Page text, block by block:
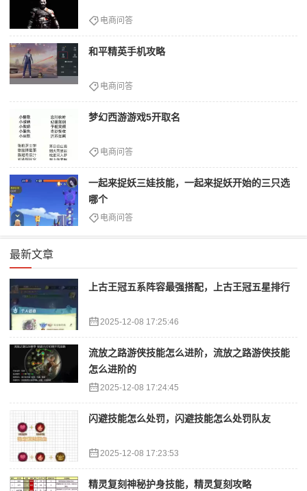
电商问答
和平精英手机攻略
电商问答
梦幻西游游戏5开取名
电商问答
一起来捉妖三娃技能，一起来捉妖开始的三只选
哪个
电商问答
最新文章
上古王冠五系阵容最强搭配，上古王冠五星排行
2025-12-08 17:25:46
流放之路游侠技能怎么进阶，流放之路游侠技能
怎么进阶的
2025-12-08 17:24:45
闪避技能怎么处罚，闪避技能怎么处罚队友
2025-12-08 17:23:53
精灵复刻神秘护身技能，精灵复刻攻略